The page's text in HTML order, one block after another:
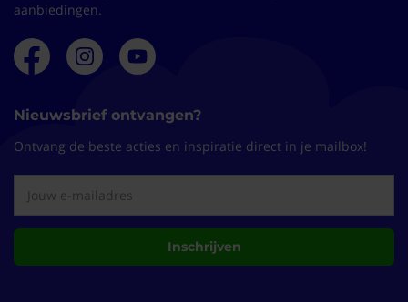
aanbiedingen.
Nieuwsbrief ontvangen?
Ontvang de beste acties en inspiratie direct in je mailbox!
Inschrijven